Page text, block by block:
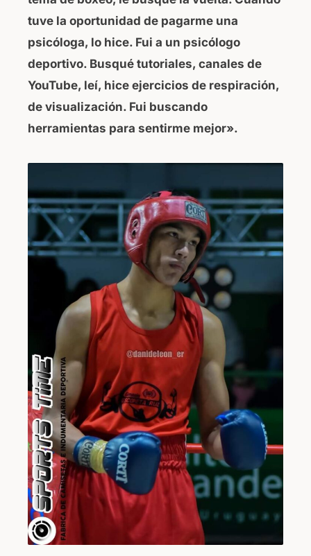
tuve la oportunidad de pagarme una
psicóloga, lo hice. Fui a un psicólogo
deportivo. Busqué tutoriales, canales de
YouTube, leí, hice ejercicios de respiración,
de visualización. Fui buscando
herramientas para sentirme mejor».